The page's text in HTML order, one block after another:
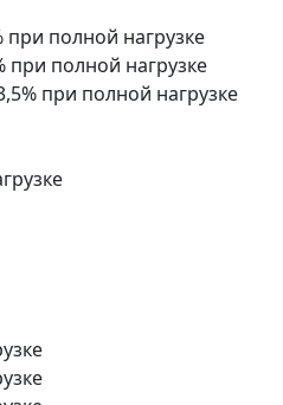
полной нагрузке
полной нагрузке
при полной нагрузке